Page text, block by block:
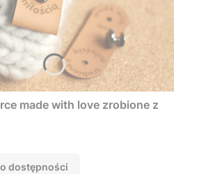
made with love zrobione z
dostępności